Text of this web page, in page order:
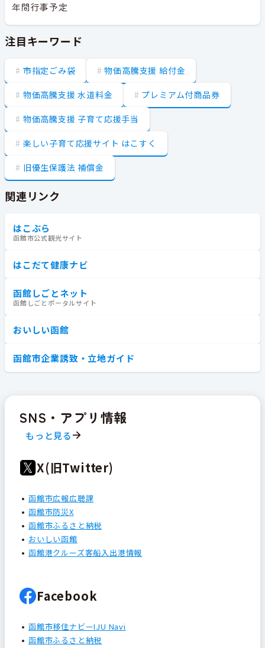
年間行事予定
注目キーワード
市指定ごみ袋 物価高騰支援 給付金
物価高騰支援 水道料金 プレミアム付商品券
物価高騰支援 子育て応援手当
楽しい子育て応援サイト はこすく
旧優生保護法 補償金
関連リンク
はこぶら
函館市公式観光サイト
はこだて健康ナビ
函館しごとネット
函館しごとポータルサイト
おいしい函館
函館市企業誘致・立地ガイド
SNS・アプリ情報
もっと見る
X(旧Twitter)
函館市広報広聴課
函館市防災X
函館市ふるさと納税
おいしい函館
函館港クルーズ客船入出港情報
Facebook
函館市移住ナビーIJU Navi
函館市ふるさと納税